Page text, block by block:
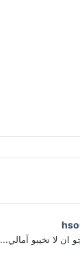
ان لا تخيبو آمالي...